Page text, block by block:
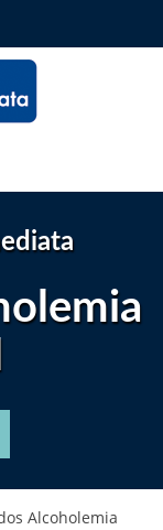
Alcoholemia